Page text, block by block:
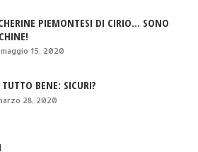
PIEMONTESI DI CIRIO... SONO
15, 2020
BENE: SICURI?
28, 2020